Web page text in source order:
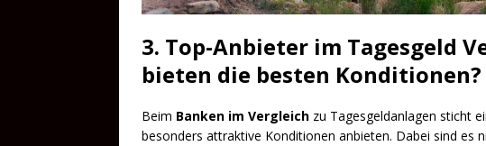
3. Top-Anbieter im Tagesgeld
bieten die besten Konditionen?
Beim Banken im Vergleich zu Tagesgeldanlagen sticht
besonders attraktive Konditionen anbieten. Dabei sind es